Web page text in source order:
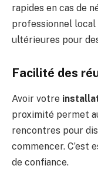
rapides en cas de
professionnel
ultérieures pour
Facilité des
Avoir votre
proximité permet
rencontres pour
commencer. C’est
de confiance.